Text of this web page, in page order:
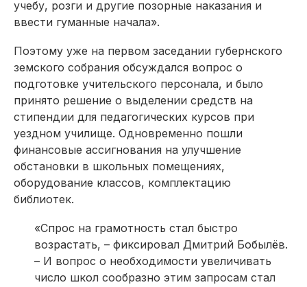
учебу, розги и другие позорные наказания и
ввести гуманные начала».
Поэтому уже на первом заседании губернского
земского собрания обсуждался вопрос о
подготовке учительского персонала, и было
принято решение о выделении средств на
стипендии для педагогических курсов при
уездном училище. Одновременно пошли
финансовые ассигнования на улучшение
обстановки в школьных помещениях,
оборудование классов, комплектацию
библиотек.
«Спрос на грамотность стал быстро
возрастать, – фиксировал Дмитрий Бобылёв.
– И вопрос о необходимости увеличивать
число школ сообразно этим запросам стал